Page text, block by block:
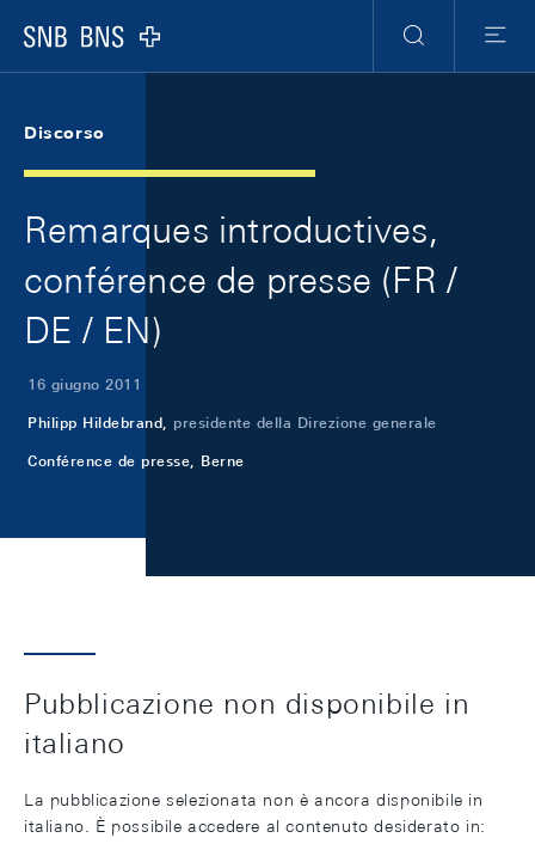
Logo
Ricerca
Menu
Discorso
Remarques introductives,
conférence de presse (FR /
DE / EN)
16 giugno 2011
Philipp Hildebrand, presidente della Direzione generale
Conférence de presse, Berne
Pubblicazione non disponibile in
italiano
La pubblicazione selezionata non è ancora disponibile in
italiano. È possibile accedere al contenuto desiderato in: